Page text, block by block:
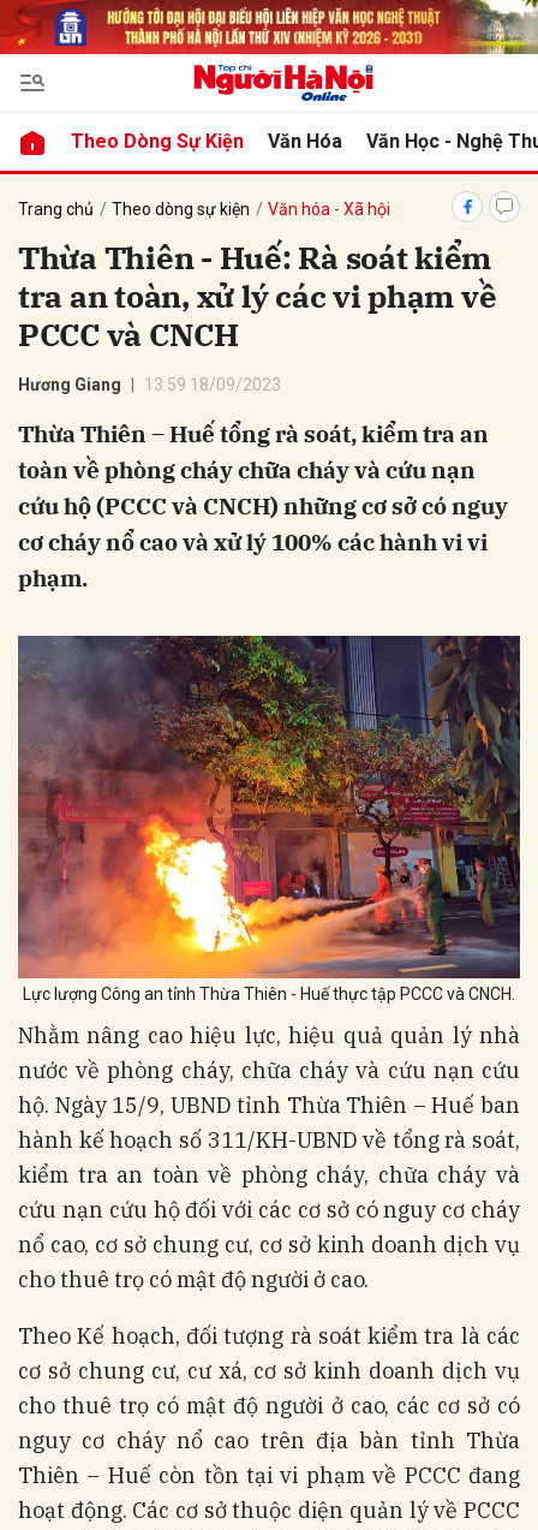
Theo Dòng Sự Kiện Văn Hóa Văn Học - Nghệ
Trang chủ Theo dòng sự kiện Văn hóa - Xã hội
Thừa Thiên - Huế: Rà soát kiểm
tra an toàn, xử lý các vi phạm về
PCCC và CNCH
Hương Giang 13:59 18/09/2023
Thừa Thiên – Huế tổng rà soát, kiểm tra an
toàn về phòng cháy chữa cháy và cứu nạn
cứu hộ (PCCC và CNCH) những cơ sở có nguy
cơ cháy nổ cao và xử lý 100% các hành vi vi
phạm.
Lực lượng Công an tỉnh Thừa Thiên - Huế thực tập PCCC và CNCH.
Nhằm nâng cao hiệu lực, hiệu quả quản lý nhà
nước về phòng cháy, chữa cháy và cứu nạn cứu
hộ. Ngày 15/9, UBND tỉnh Thừa Thiên – Huế ban
hành kế hoạch số 311/KH-UBND về tổng rà soát,
kiểm tra an toàn về phòng cháy, chữa cháy và
cứu nạn cứu hộ đối với các cơ sở có nguy cơ cháy
nổ cao, cơ sở chung cư, cơ sở kinh doanh dịch vụ
cho thuê trọ có mật độ người ở cao.
Theo Kế hoạch, đối tượng rà soát kiểm tra là các
cơ sở chung cư, cư xá, cơ sở kinh doanh dịch vụ
cho thuê trọ có mật độ người ở cao, các cơ sở có
nguy cơ cháy nổ cao trên địa bàn tỉnh Thừa
Thiên – Huế còn tồn tại vi phạm về PCCC đang
hoạt động. Các cơ sở thuộc diện quản lý về PCCC
luận